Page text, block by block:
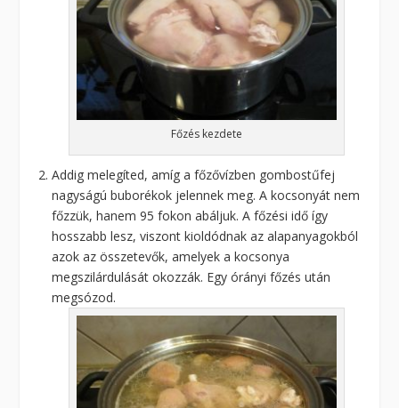
Főzés kezdete
Addig melegíted, amíg a főzővízben gombostűfej
nagyságú buborékok jelennek meg. A kocsonyát nem
főzzük, hanem 95 fokon abáljuk. A főzési idő így
hosszabb lesz, viszont kioldódnak az alapanyagokból
azok az összetevők, amelyek a kocsonya
megszilárdulását okozzák. Egy órányi főzés után
megsózod.